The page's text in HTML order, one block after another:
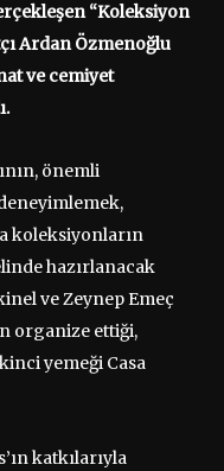
“Koleksiyon
Ardan Özmenoğlu
ve cemiyet
önemli
koleksiyonların
hazırlanacak
ve Zeynep Emeç
organize ettiği,
yemeği Casa
katkılarıyla